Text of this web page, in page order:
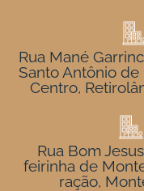
Rua Mané
Santo Antônio de
Centro,
Rua Bom
feirinha de
ração,